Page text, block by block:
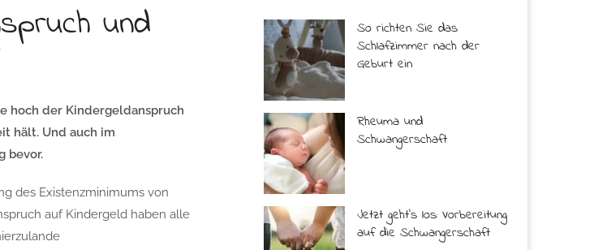
und
hoch der Kindergeldanspruch
hält. Und auch im
bevor.
des Existenzminimums von
auf Kindergeld haben alle
So richten Sie das
Schlafzimmer nach der
Geburt ein
Rheuma und
Schwangerschaft
Jetzt geht’s los: Vorbereitung
auf die Schwangerschaft